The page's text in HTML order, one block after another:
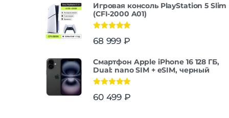
Игровая консоль PlayStation 5 Slim
(CFI-2000 A01)
из 5
68 999 ₽
Смартфон Apple iPhone 16 128 ГБ,
Dual: nano SIM + eSIM, черный
из 5
60 499 ₽